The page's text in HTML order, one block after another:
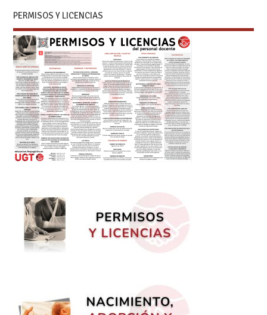
PERMISOS Y LICENCIAS